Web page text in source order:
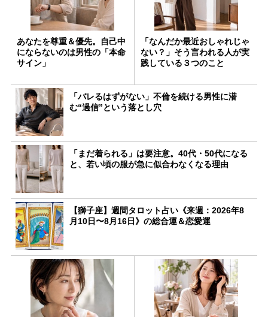
あなたを尊重＆優先。自己中
にならないのは男性の「本命
サイン」
「なんだか最近おしゃれじゃ
ない？」そう言われる人が実
践している３つのこと
「バレるはずがない」不倫を続ける男性に潜
む“過信”という落とし穴
「まだ着られる」は要注意。40代・50代になる
と、若い頃の服が急に似合わなくなる理由
【獅子座】週間タロット占い《来週：2026年8
月10日〜8月16日》の総合運＆恋愛運